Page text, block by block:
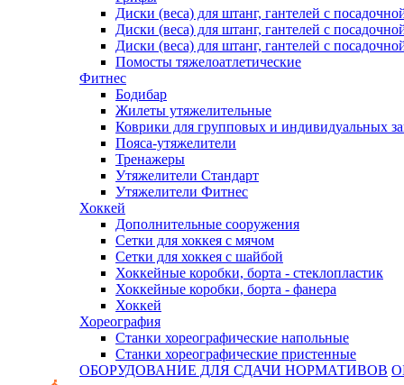
Диски (веса) для штанг, гантелей с
Диски (веса) для штанг, гантелей с
Диски (веса) для штанг, гантелей с
Помосты тяжелоатлетические
Фитнес
Бодибар
Жилеты утяжелительные
Коврики для групповых и индивидуальных
Пояса-утяжелители
Тренажеры
Утяжелители Стандарт
Утяжелители Фитнес
Хоккей
Дополнительные сооружения
Сетки для хоккея с мячом
Сетки для хоккея с шайбой
Хоккейные коробки, борта - стеклопластик
Хоккейные коробки, борта - фанера
Хоккей
Хореография
Станки хореографические напольные
Станки хореографические пристенные
ОБОРУДОВАНИЕ ДЛЯ СДАЧИ НОРМАТИВОВ